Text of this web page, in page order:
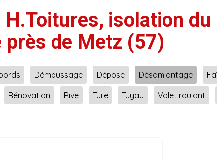
isolation
de Metz (57)
Démoussage Dépose Désamiantage
Rénovation Rive Tuile Tuyau Volet roulant